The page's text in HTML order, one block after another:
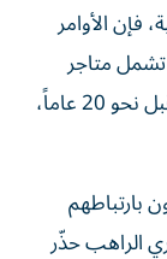
فإن الأوامر
أخرى، تشمل متاجر
وحظائر حيوانات ومدرسة القرية، التي بُنيت قبل نحو 20 عاماً،
بارتباطهم
الراهب حذّر